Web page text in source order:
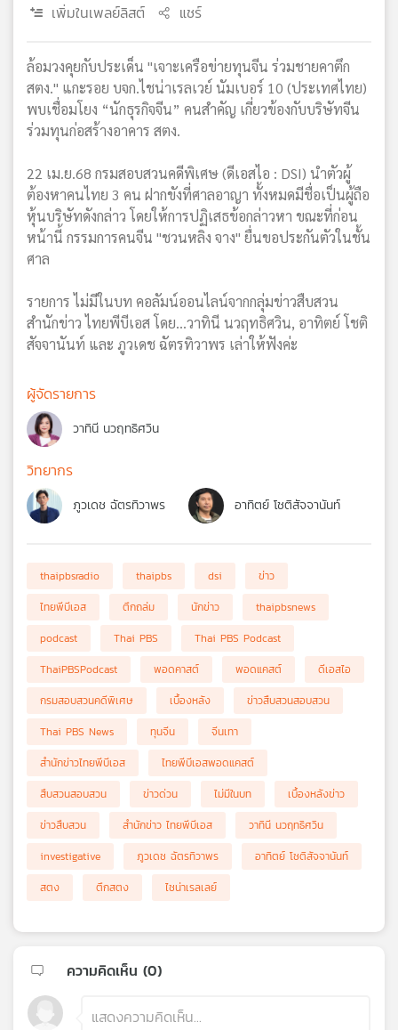
เพิ่มในเพลย์ลิสต์ แชร์
ล้อมวงคุยกับประเด็น "เจาะเครือข่ายทุนจีน ร่วมชายคาตึก
สตง." แกะรอย บจก.ไชน่าเรลเวย์ นัมเบอร์ 10 (ประเทศไทย)
พบเชื่อมโยง “นักธุรกิจจีน” คนสำคัญ เกี่ยวข้องกับบริษัทจีน
ร่วมทุนก่อสร้างอาคาร สตง.
22 เม.ย.68 กรมสอบสวนคดีพิเศษ (ดีเอสไอ : DSI) นำตัวผู้
ต้องหาคนไทย 3 คน ฝากขังที่ศาลอาญา ทั้งหมดมีชื่อเป็นผู้ถือ
หุ้นบริษัทดังกล่าว โดยให้การปฏิเสธข้อกล่าวหา ขณะที่ก่อน
หน้านี้ กรรมการคนจีน "ชวนหลิง จาง" ยื่นขอประกันตัวในชั้น
ศาล
รายการ ไม่มีในบท คอลัมน์ออนไลน์จากกลุ่มข่าวสืบสวน
สำนักข่าว ไทยพีบีเอส โดย...วาทินี นวฤทธิศวิน, อาทิตย์ โชติ
สัจจานันท์ และ ภูวเดช ฉัตรทิวาพร เล่าให้ฟังค่ะ
ผู้จัดรายการ
วาทินี นวฤทธิศวิน
วิทยากร
ภูวเดช ฉัตรทิวาพร อาทิตย์ โชติสัจจานันท์
thaipbsradio thaipbs dsi
ข่าว
ไทยพีบีเอส
ตึกถล่ม นักข่าว
thaipbsnews
podcast
Thai PBS
Thai PBS Podcast
ThaiPBSPodcast
พอดคาสต์ พอดแคสต์
ดีเอสไอ
กรมสอบสวนคดีพิเศษ
เบื้องหลัง
ข่าวสืบสวนสอบสวน
Thai PBS News
ทุนจีน
จีนเทา
สำนักข่าวไทยพีบีเอส
ไทยพีบีเอสพอดแคสต์
สืบสวนสอบสวน
ข่าวด่วน ไม่มีในบท
เบื้องหลังข่าว
ข่าวสืบสวน
สำนักข่าว ไทยพีบีเอส
วาทินี นวฤทธิศวิน
investigative
ภูวเดช ฉัตรทิวาพร
อาทิตย์ โชติสัจจานันท์
สตง
ตึกสตง ไชน่าเรลเลย์
ความคิดเห็น (0)